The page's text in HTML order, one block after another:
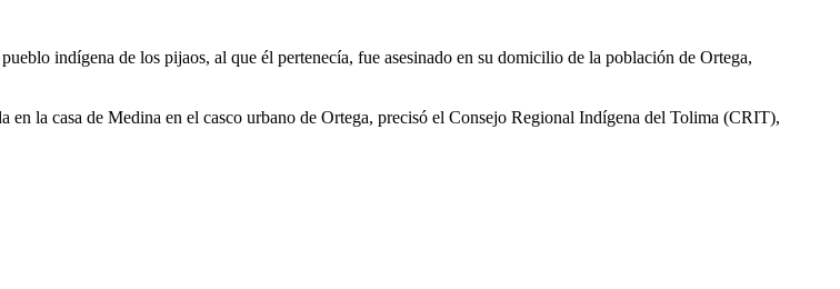
indígena de los pijaos, al que él pertenecía, fue asesinado en su domicilio de la población de Ortega,
la casa de Medina en el casco urbano de Ortega, precisó el Consejo Regional Indígena del Tolima (CRIT),